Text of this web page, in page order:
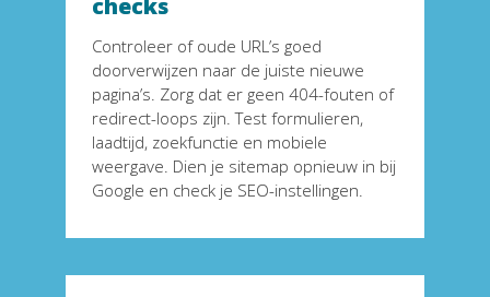
Controleer of oude URL’s goed
doorverwijzen naar de juiste nieuwe
pagina’s. Zorg dat er geen 404-fouten of
redirect-loops zijn. Test formulieren,
laadtijd, zoekfunctie en mobiele
weergave. Dien je sitemap opnieuw in bij
Google en check je SEO-instellingen.